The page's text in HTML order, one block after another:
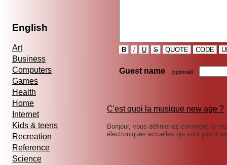
English
Art
Business
Computers
Games
Health
Home
Internet
Kids & teens
Recreation
Reference
Science
B i U S QUOTE CODE
Guest name (optional)
C'est quoi la musique new age ?
Bonjour, vous définieriez comment la
électroniques actuelles qui sont plutot